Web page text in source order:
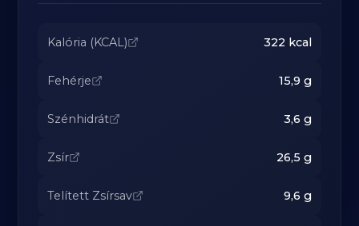
Kalória (KCAL) 322 kcal
Fehérje 15,9 g
Szénhidrát 3,6 g
Zsír 26,5 g
Telített Zsírsav 9,6 g